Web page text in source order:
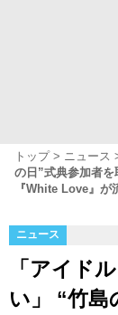
トップ ニュース
の日”式典参加者
『White Love』が
ニュース
「アイド
い」 “竹島